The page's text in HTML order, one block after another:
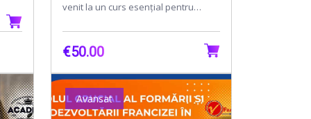
venit la un curs esențial pentru
Connected! În...
€50.00
Avansat